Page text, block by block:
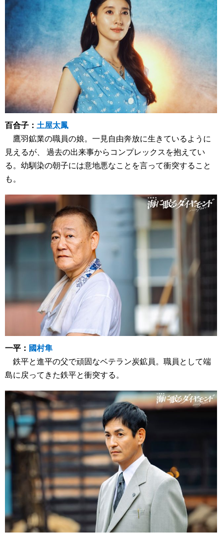
百合子： 土屋太鳳
鷹羽鉱業の職員の娘。一見自由奔放に生きているように
見えるが、 過去の出来事からコンプレックスを抱えてい
る。幼馴染の朝子には意地悪なことを言って衝突すること
も。
一平： 國村隼
鉄平と進平の父で頑固なベテラン炭鉱員。職員として端
島に戻ってきた鉄平と衝突する。